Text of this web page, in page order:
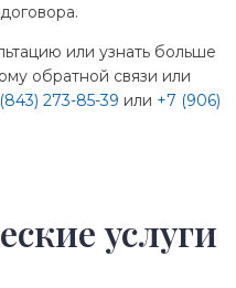
или узнать больше
обратной связи или
273-85-39 или +7 (906)
услуги